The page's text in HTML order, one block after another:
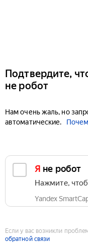
Подтвердите,
не робот
Нам очень жаль, но
автоматические.
Я не робот
Нажмите,
Yandex
Если у вас возникли
обратной связи